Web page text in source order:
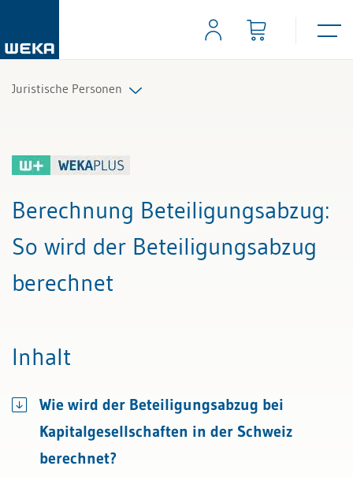
Juristische Personen
Berechnung Beteiligungsabzug:
So wird der Beteiligungsabzug
berechnet
Inhalt
Wie wird der Beteiligungsabzug bei
Kapitalgesellschaften in der Schweiz
berechnet?